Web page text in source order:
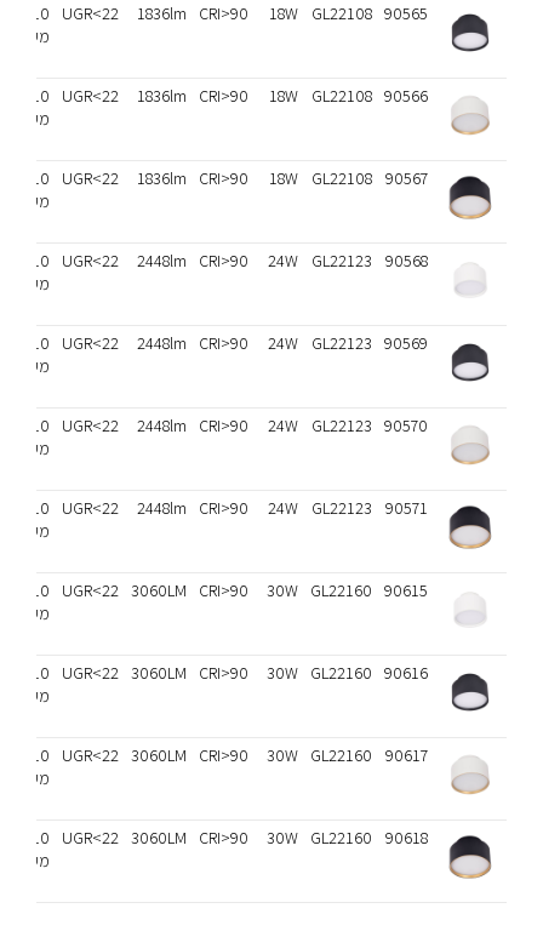
90565
GL22108
18W
CRI>90
1836lm
UGR<22
110
מעלות
90566
GL22108
18W
CRI>90
1836lm
UGR<22
110
מעלות
90567
GL22108
18W
CRI>90
1836lm
UGR<22
110
מעלות
90568
GL22123
24W
CRI>90
2448lm
UGR<22
110
מעלות
90569
GL22123
24W
CRI>90
2448lm
UGR<22
110
מעלות
90570
GL22123
24W
CRI>90
2448lm
UGR<22
110
מעלות
90571
GL22123
24W
CRI>90
2448lm
UGR<22
110
מעלות
90615
GL22160
30W
CRI>90
3060LM
UGR<22
110
מעלות
90616
GL22160
30W
CRI>90
3060LM
UGR<22
110
מעלות
90617
GL22160
30W
CRI>90
3060LM
UGR<22
110
מעלות
90618
GL22160
30W
CRI>90
3060LM
UGR<22
110
מעלות